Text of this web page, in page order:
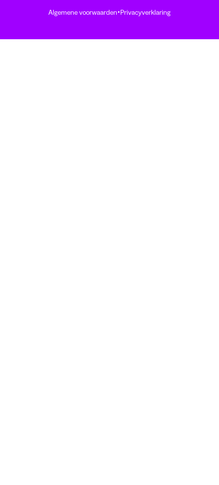
Algemene voorwaarden·Privacyverklaring